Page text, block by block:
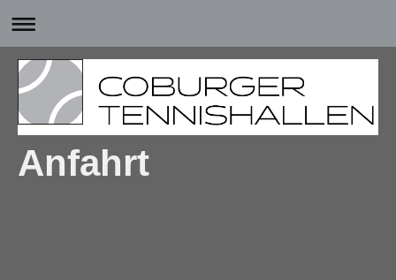
Anfahrt